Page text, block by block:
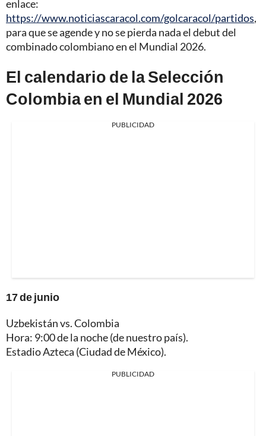
enlace:
https://www.noticiascaracol.com/golcaracol/partidos,
para que se agende y no se pierda nada el debut del
combinado colombiano en el Mundial 2026.
El calendario de la Selección
Colombia en el Mundial 2026
PUBLICIDAD
17 de junio
Uzbekistán vs. Colombia
Hora: 9:00 de la noche (de nuestro país).
Estadio Azteca (Ciudad de México).
PUBLICIDAD